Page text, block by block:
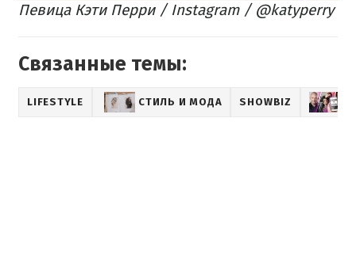
Певица Кэти Перри / Instagram / @katyperry
Связанные темы:
LIFESTYLE СТИЛЬ И МОДА SHOWBIZ